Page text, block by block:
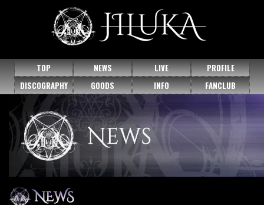
TOP NEWS LIVE
PROFILE
DISCOGRAPHY
GOODS INFO FANCLUB